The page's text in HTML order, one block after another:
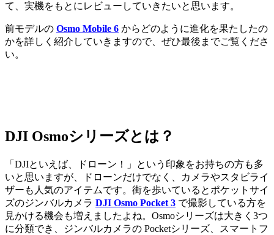
て、実機をもとにレビューしていきたいと思います。
前モデルの Osmo Mobile 6 からどのように進化を果たしたの
かを詳しく紹介していきますので、ぜひ最後までご覧くださ
い。
DJI Osmoシリーズとは？
「DJIといえば、ドローン！」という印象をお持ちの方も多
いと思いますが、ドローンだけでなく、カメラやスタビライ
ザーも人気のアイテムです。街を歩いているとポケットサイ
ズのジンバルカメラ DJI Osmo Pocket 3 で撮影している方を
見かける機会も増えましたよね。Osmoシリーズは大きく3つ
に分類でき、ジンバルカメラの Pocketシリーズ、スマートフ